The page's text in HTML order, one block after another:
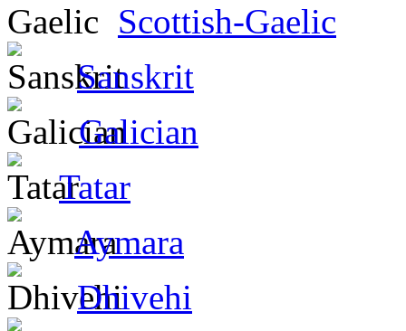
Scottish-Gaelic
Sanskrit
Galician
Tatar
Aymara
Dhivehi